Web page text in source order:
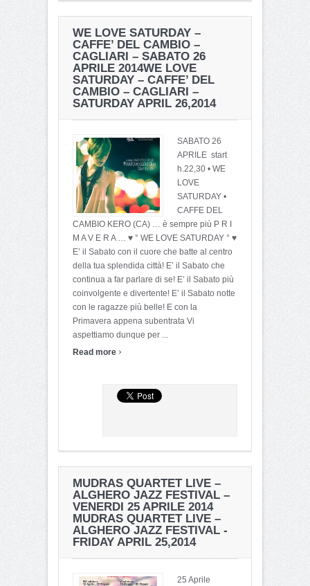
WE LOVE SATURDAY –
CAFFE’ DEL CAMBIO –
CAGLIARI – SABATO 26
APRILE 2014WE LOVE
SATURDAY – CAFFE’ DEL
CAMBIO – CAGLIARI –
SATURDAY APRIL 26,2014
SABATO 26
APRILE start
h.22,30 • WE
LOVE
SATURDAY •
CAFFE DEL
CAMBIO KERO (CA) … è sempre più P R I
M A V E R A … ♥ ° WE LOVE SATURDAY ° ♥
E’ il Sabato con il cuore che batte al centro
della tua splendida città! E’ il Sabato che
continua a far parlare di se! E’ il Sabato più
coinvolgente e divertente! E’ il Sabato notte
con le ragazze più belle! E con la
Primavera appena subentrata Vi
aspettiamo dunque per ...
Read more ›
MUDRAS QUARTET LIVE –
ALGHERO JAZZ FESTIVAL –
VENERDI 25 APRILE 2014
MUDRAS QUARTET LIVE –
ALGHERO JAZZ FESTIVAL -
FRIDAY APRIL 25,2014
25 Aprile